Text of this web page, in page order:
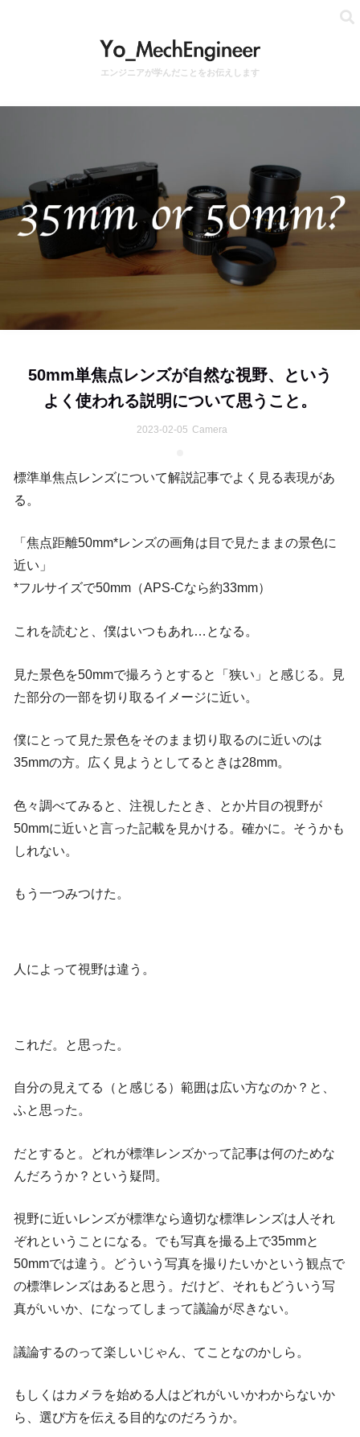
エンジニアが学んだことをお伝えします
50mm単焦点レンズが自然な視野、という
よく使われる説明について思うこと。
2023-02-05 Camera
標準単焦点レンズについて解説記事でよく見る表現があ
る。
「焦点距離50mm*レンズの画角は目で見たままの景色に
近い」
*フルサイズで50mm（APS-Cなら約33mm）
これを読むと、僕はいつもあれ…となる。
見た景色を50mmで撮ろうとすると「狭い」と感じる。見
た部分の一部を切り取るイメージに近い。
僕にとって見た景色をそのまま切り取るのに近いのは
35mmの方。広く見ようとしてるときは28mm。
色々調べてみると、注視したとき、とか片目の視野が
50mmに近いと言った記載を見かける。確かに。そうかも
しれない。
もう一つみつけた。
人によって視野は違う。
これだ。と思った。
自分の見えてる（と感じる）範囲は広い方なのか？と、
ふと思った。
だとすると。どれが標準レンズかって記事は何のためな
んだろうか？という疑問。
視野に近いレンズが標準なら適切な標準レンズは人それ
ぞれということになる。でも写真を撮る上で35mmと
50mmでは違う。どういう写真を撮りたいかという観点で
の標準レンズはあると思う。だけど、それもどういう写
真がいいか、になってしまって議論が尽きない。
議論するのって楽しいじゃん、てことなのかしら。
もしくはカメラを始める人はどれがいいかわからないか
ら、選び方を伝える目的なのだろうか。